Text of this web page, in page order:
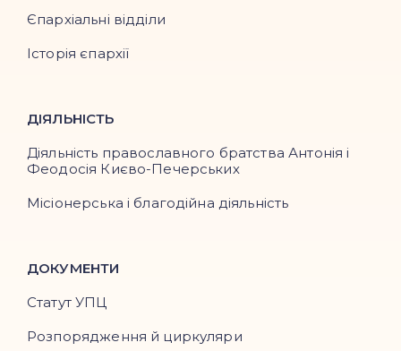
Єпархіальні відділи
Історія єпархії
ДІЯЛЬНІСТЬ
Діяльність православного братства Антонія і
Феодосія Києво-Печерських
Місіонерська і благодійна діяльність
ДОКУМЕНТИ
Статут УПЦ
Розпорядження й циркуляри